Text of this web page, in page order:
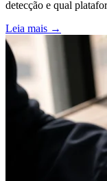
detecção e qual
Leia mais →